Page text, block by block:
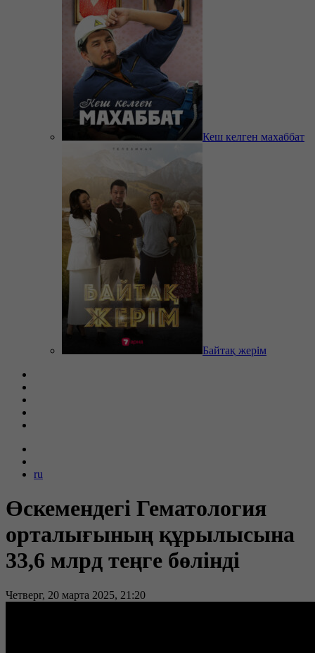
Кеш келген махаббат
Байтақ жерім
ru
Өскемендегі Гематология
орталығының құрылысына
33,6 млрд теңге бөлінді
Четверг, 20 марта 2025, 21:20